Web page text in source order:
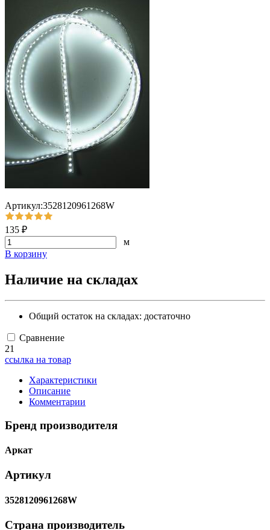
Артикул:3528120961268W
135 ₽
м
В корзину
Наличие на складах
Общий остаток на складах: достаточно
Сравнение
21
ссылка на товар
Характеристики
Описание
Комментарии
Бренд производителя
Аркат
Артикул
3528120961268W
Страна производитель